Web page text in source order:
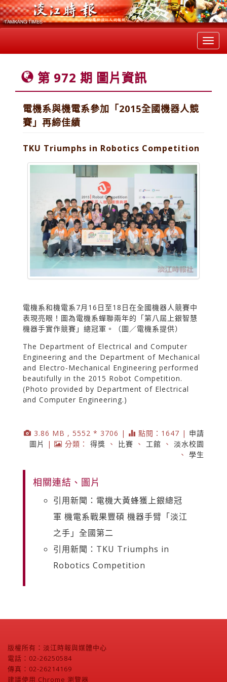
第 972 期 圖片資訊
電機系與機電系參加「2015全國機器人競
賽」再締佳績
TKU Triumphs in Robotics Competition
電機系和機電系7月16日至18日在全國機器人競賽中
表現亮眼！圖為電機系蟬聯兩年的「第八屆上銀智慧
機器手實作競賽」總冠軍。（圖／電機系提供）
The Department of Electrical and Computer
Engineering and the Department of Mechanical
and Electro-Mechanical Engineering performed
beautifully in the 2015 Robot Competition.
(Photo provided by Department of Electrical
and Computer Engineering.)
3.86 MB , 5552 * 3706 | 點閱：1647 | 申請
圖片
| 分類： 得獎 、 比賽 、 工館 、 淡水校園
、 學生
相關連結、圖片
引用新聞：電機大黃蜂獲上銀總冠
軍 機電系戰果豐碩 機器手臂「淡江
之手」全國第二
引用新聞：TKU Triumphs in
Robotics Competition
版權所有：淡江時報與媒體中心
電話：02-26250584
傳真：02-26214169
建議使用 Chrome 瀏覽器